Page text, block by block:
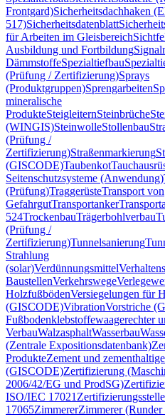
Frontgard)Sicherheitsdachhaken
517)Sicherheitsdatenblatt
für Arbeiten im Gleisbereich
Ausbildung und Fortbildung
DämmstoffeSpezialtiefbau
(Prüfung / Zertifizierung)Sprays
(Produktgruppen)Sprengarbeiten
mineralische
ProdukteSteigleiternSteinbrüche
(WINGIS)SteinwolleStollenbau
(Prüfung /
Zertifizierung)Straßenmarkierung
(GISCODE)Taubenkot
Seitenschutzsysteme (Anwendung)
(Prüfung)TraggerüsteTransport von
GefahrgutTransportanker
524TrockenbauTrägerbohlverbau
(Prüfung /
Zertifizierung)Tunnelsanierung
Strahlung
(solar)Verdünnungsmittel
BaustellenVerkehrswege
HolzfußbödenVersiegelungen für
(GISCODE)VibrationVorstriche
Fußbodenklebstoffewaagerechter
VerbauWalzasphaltWasserbau
(Zentrale Expositionsdatenbank)
ProdukteZement und
(GISCODE)Zertifizierung
2006/42/EG und ProdSG)
ISO/IEC 17021
17065ZimmererZimmerer (Runder